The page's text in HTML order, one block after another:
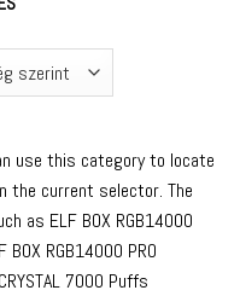
use this category to locate
the current selector. The
as ELF BOX RGB14000
RGB14000 PRO
7000 Puffs